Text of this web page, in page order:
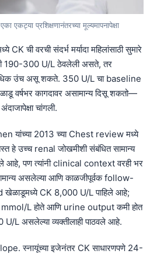
एकट्या प्रशिक्षणानंतरच्या मूल्यमापनापेक्षा
CK ची वरची संदर्भ मर्यादा महिलांसाठी सुमारे
190-300 U/L ठेवलेली असते, तर
उंच असू शकते. 350 U/L चा baseline
वर्षभर कागदावर असामान्य दिसू शकतो—
चांगली.
यांच्या 2013 च्या Chest review मध्ये
हे उच्च renal जोखमीशी संबंधित सामान्य
आहे, पण त्यांनी clinical context वरही भर
असलेल्या आणि काळजीपूर्वक follow-
CK 8,000 U/L पाहिले आहे;
L होते आणि urine output कमी होत
U/L असलेल्या व्यक्तीलाही पाठवले आहे.
स्नायूंच्या इजेनंतर CK साधारणपणे 24-